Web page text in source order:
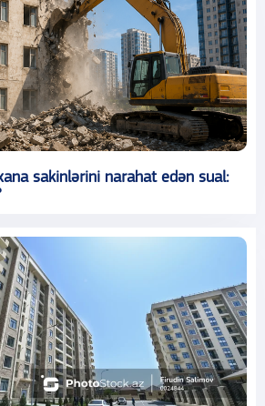
sakinlərini narahat edən sual: